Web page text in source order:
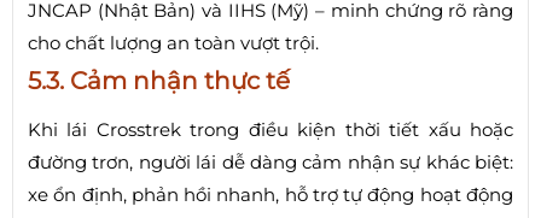
JNCAP (Nhật Bản) và IIHS (Mỹ) – minh chứng rõ ràng
cho chất lượng an toàn vượt trội.
5.3. Cảm nhận thực tế
Khi lái Crosstrek trong điều kiện thời tiết xấu hoặc
đường trơn, người lái dễ dàng cảm nhận sự khác biệt:
xe ổn định, phản hồi nhanh, hỗ trợ tự động hoạt động